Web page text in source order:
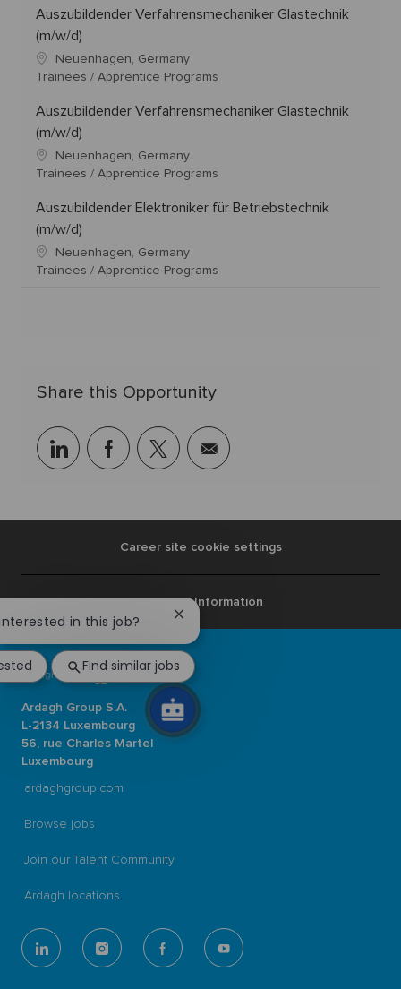
Auszubildender Verfahrensmechaniker Glastechnik
(m/w/d)
Neuenhagen, Germany
Trainees / Apprentice Programs
Auszubildender Verfahrensmechaniker Glastechnik
(m/w/d)
Neuenhagen, Germany
Trainees / Apprentice Programs
Auszubildender Elektroniker für Betriebstechnik
(m/w/d)
Neuenhagen, Germany
Trainees / Apprentice Programs
Share this Opportunity
linkedin facebooktwittershare
via
Career site cookie settings
Personal Information
Ardagh Group S.A.
L-2134 Luxembourg
56, rue Charles Martel
Luxembourg
ardaghgroup.com
Browse jobs
Join our Talent Community
Ardagh locations
follow
in this job?
Close
chatbot
notification
Find similar jobs